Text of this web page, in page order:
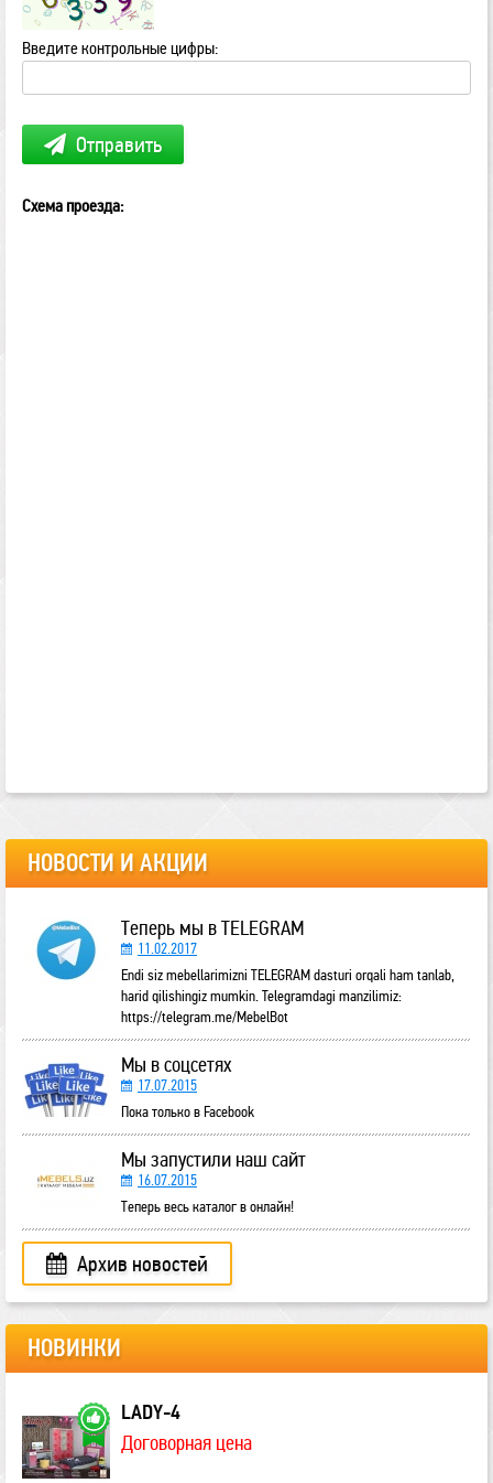
Введите контрольные цифры:
Отправить
Схема проезда:
НОВОСТИ И АКЦИИ
Теперь мы в TELEGRAM
11.02.2017
Endi siz mebellarimizni TELEGRAM dasturi orqali ham tanlab,
harid qilishingiz mumkin. Telegramdagi manzilimiz:
https://telegram.me/MebelBot
Мы в соцсетях
17.07.2015
Пока только в Facebook
Мы запустили наш сайт
16.07.2015
Теперь весь каталог в онлайн!
Архив новостей
НОВИНКИ
LADY-4
Договорная цена